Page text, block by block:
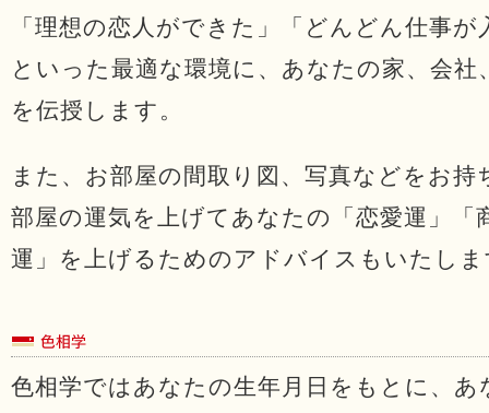
「理想の恋人ができた」「どんどん仕事
といった最適な環境に、あなたの家、会
を伝授します。
また、お部屋の間取り図、写真などをお
部屋の運気を上げてあなたの「恋愛運」「
運」を上げるためのアドバイスもいたし
色相学ではあなたの生年月日をもとに、